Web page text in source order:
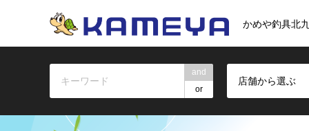
かめや釣具北
and
or
店舗から選ぶ